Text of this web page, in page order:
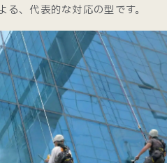
、代表的な対応の型です。